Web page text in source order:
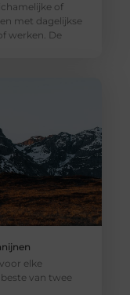
of
met dagelijkse
werken. De
elke
van twee